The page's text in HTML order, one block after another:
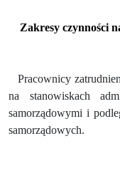
Zakresy czynności
Pracownicy
na stanowiskach
samorządowymi i
samorządowych.